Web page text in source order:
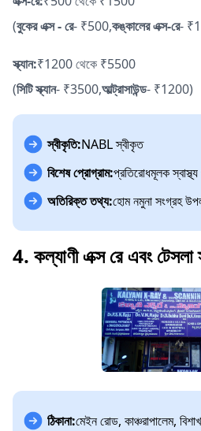
(বুকের এক্স - রে- ₹500,কঙ্কালের এক্স-রে-
স্ক্যান:₹1200 থেকে ₹5500
(সিটি স্ক্যান- ₹3500,আল্ট্রাসাউন্ড- ₹1200)
স্বীকৃতি:NABL স্বীকৃত
বিশেষ প্রোগ্রাম:প্রতিরোধমূলক স্বাস্থ্য
অতিরিক্ত তথ্য:হোম নমুনা সংগ্রহ
4. কল্যাণী এক্স রে এবং টেসলা
ঠিকানা:মেইন রোড, কাঞ্চরাপালেম,